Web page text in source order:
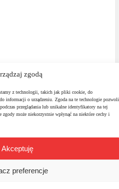
zgodą
z technologii, takich jak pliki cookie, do
informacji o urządzeniu. Zgoda na te technologie pozwoli
przeglądania lub unikalne identyfikatory na tej
może niekorzystnie wpłynąć na niektóre cechy i
Akceptuję
preferencje